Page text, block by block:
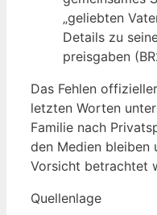
„geliebten
Details zu
preisgaben
Das Fehlen
letzten Worten
Familie nach
den Medien bleiben
Vorsicht betrachtet
Quellenlage